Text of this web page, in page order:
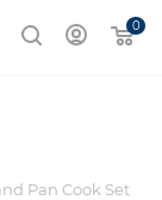
0
Pan Cook Set